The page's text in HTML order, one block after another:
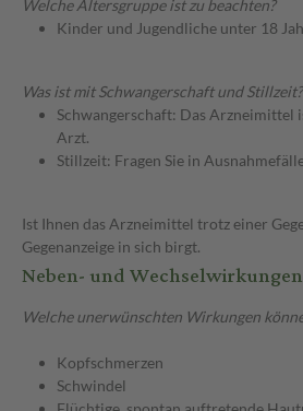
Welche Altersgruppe ist zu beachten?
Kinder und Jugendliche unter 18
Was ist mit Schwangerschaft und Stillzeit?
Schwangerschaft: Das Arzneimittel
Arzt.
Stillzeit: Fragen Sie in
Ist Ihnen das Arzneimittel trotz einer
Gegenanzeige in sich birgt.
Neben- und Wechselwirkungen
Welche unerwünschten Wirkungen
Kopfschmerzen
Schwindel